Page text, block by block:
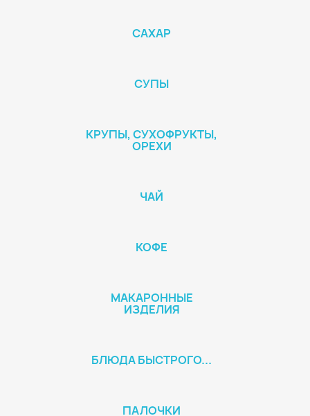
САХАР
СУПЫ
КРУПЫ, СУХОФРУКТЫ,
ОРЕХИ
ЧАЙ
КОФЕ
МАКАРОННЫЕ
ИЗДЕЛИЯ
БЛЮДА БЫСТРОГО...
ПАЛОЧКИ